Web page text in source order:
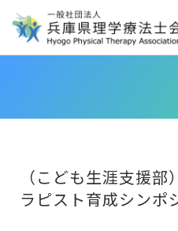
（こども生涯支援
ラピスト育成シンポ